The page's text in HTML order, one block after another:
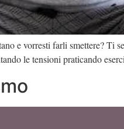
e vorresti farli smettere? Ti
le tensioni praticando